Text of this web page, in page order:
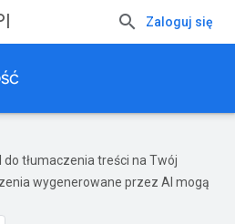
Zaloguj się
tłumaczenia treści na Twój
wygenerowane przez AI mogą